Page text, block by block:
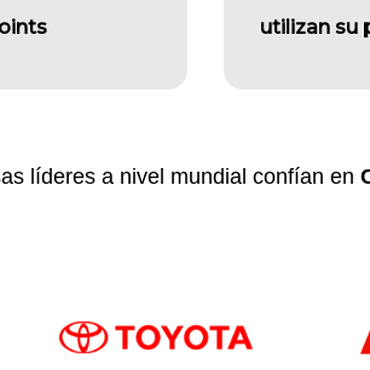
utilizan su
líderes a nivel mundial confían en